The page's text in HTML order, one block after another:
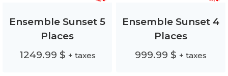
Ensemble Sunset 5
Places
1249.99 $ + taxes
Ensemble Sunset 4
Places
999.99 $ + taxes